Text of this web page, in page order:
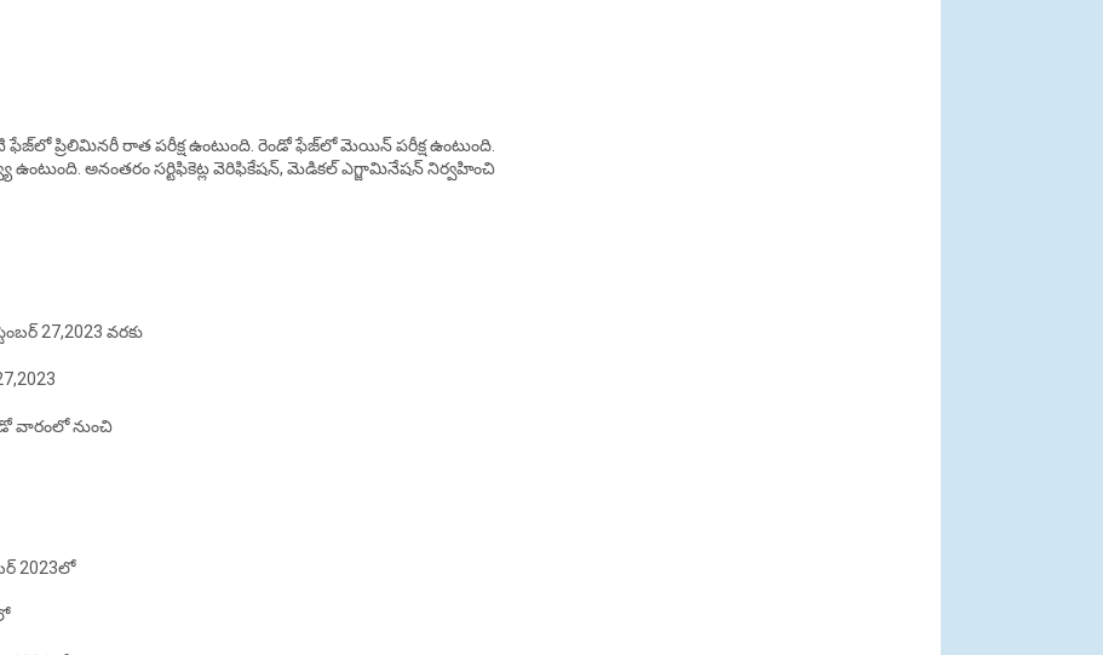
ఫేజ్‌లో ప్రిలిమినరీ రాత పరీక్ష ఉంటుంది. రెండో ఫేజ్‌లో మెయిన్ పరీక్ష ఉంటుంది.
ఉంటుంది. అనంతరం సర్టిఫికెట్ల వెరిఫికేషన్, మెడికల్ ఎగ్జామినేషన్ నిర్వహించి
27,2023 వరకు
వారంలో నుంచి
2023లో